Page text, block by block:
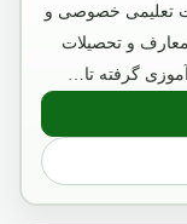
تعلیمی خصوصی و
و تحصیلات
گرفته تا…
معارف عصری در کشور